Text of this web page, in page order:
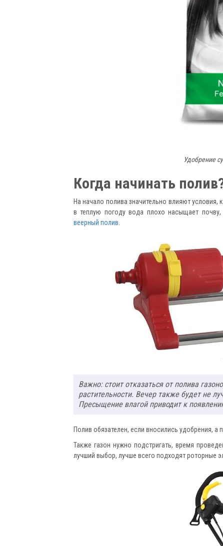
Удобрение
Когда начинать
На начало полива значительно влияют
в теплую погоду вода плохо насыщает
веерный полив
Важно: стоит отказаться от полива
растительности. Вечер также будет не
Пресыщение влагой приводит к
Полив обязателен, если вносились удобрения, а
Также газон нужно подстригать, время
лучший выбор, лучше всего подходят роторные